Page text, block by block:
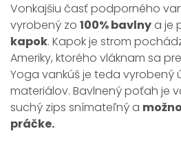
Vonkajšiu časť podporného
vyrobený zo 100% bavlny a je
kapok. Kapok je strom
Ameriky, ktorého vláknam sa
Yoga vankúš je teda vyrobený
materiálov. Bavlnený poťah je
suchý zips snímateľný a
práčke.